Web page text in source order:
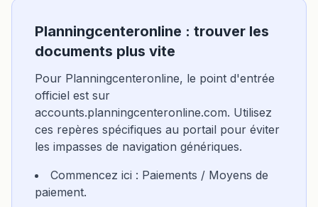
Planningcenteronline : trouver les
documents plus vite
Pour Planningcenteronline, le point d'entrée
officiel est sur
accounts.planningcenteronline.com. Utilisez
ces repères spécifiques au portail pour éviter
les impasses de navigation génériques.
Commencez ici : Paiements / Moyens de
paiement.